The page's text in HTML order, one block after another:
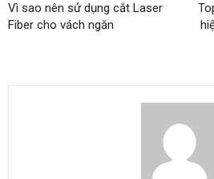
Vì sao nên sử dụng cắt Laser
Fiber cho vách ngăn